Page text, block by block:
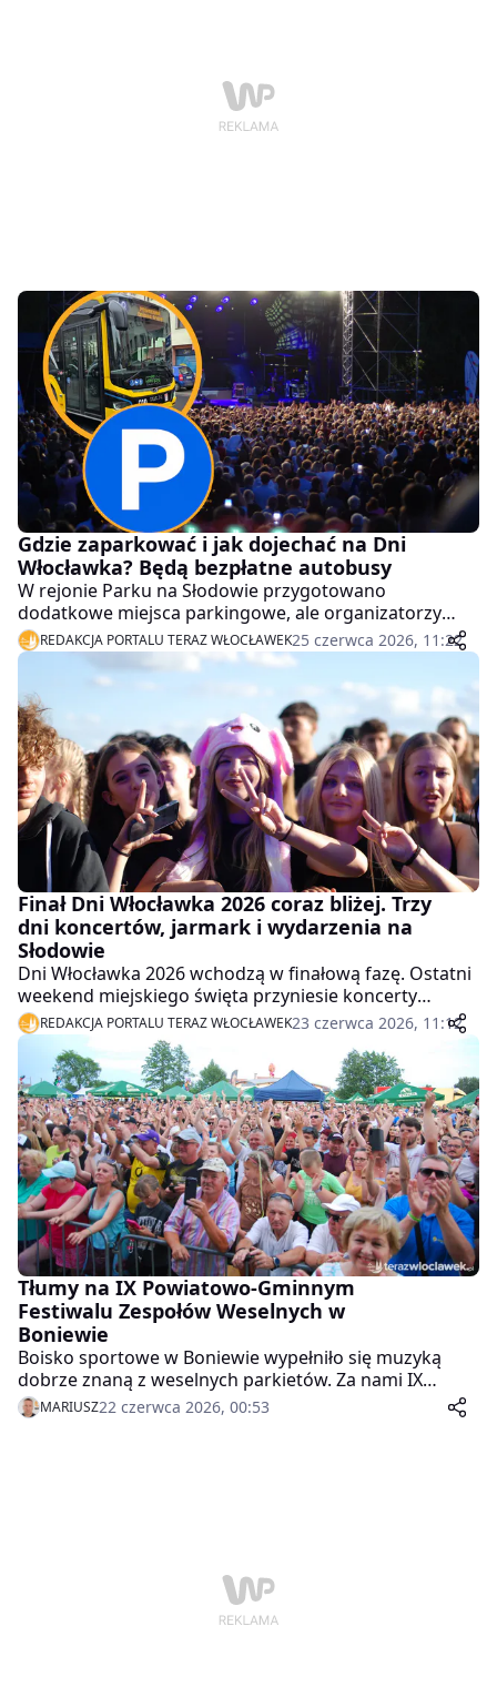
Gdzie zaparkować i jak dojechać na Dni
Włocławka? Będą bezpłatne autobusy
W rejonie Parku na Słodowie przygotowano
dodatkowe miejsca parkingowe, ale organizatorzy
zachęcają też do skorzystania z bezpłatnych
autobusów. Na koncerty dowiozą mieszkańców trzy
specjalne linie MPK.
REDAKCJA PORTALU TERAZ WŁOCŁAWEK25 czerwca 2026, 11:22
Finał Dni Włocławka 2026 coraz bliżej. Trzy
dni koncertów, jarmark i wydarzenia na
Słodowie
Dni Włocławka 2026 wchodzą w finałową fazę. Ostatni
weekend miejskiego święta przyniesie koncerty
znanych wykonawców, Włocławski Jarmark, strefę
foodtrucków, spotkanie z twórcami internetowymi i
występy młodych artystów.
REDAKCJA PORTALU TERAZ WŁOCŁAWEK23 czerwca 2026, 11:12
Tłumy na IX Powiatowo-Gminnym
Festiwalu Zespołów Weselnych w
Boniewie
Boisko sportowe w Boniewie wypełniło się muzyką
dobrze znaną z weselnych parkietów. Za nami IX
Powiatowo-Gminny Festiwal Zespołów Weselnych,
którego główną gwiazdą był zespół MIG.
MARIUSZ22 czerwca 2026, 00:53